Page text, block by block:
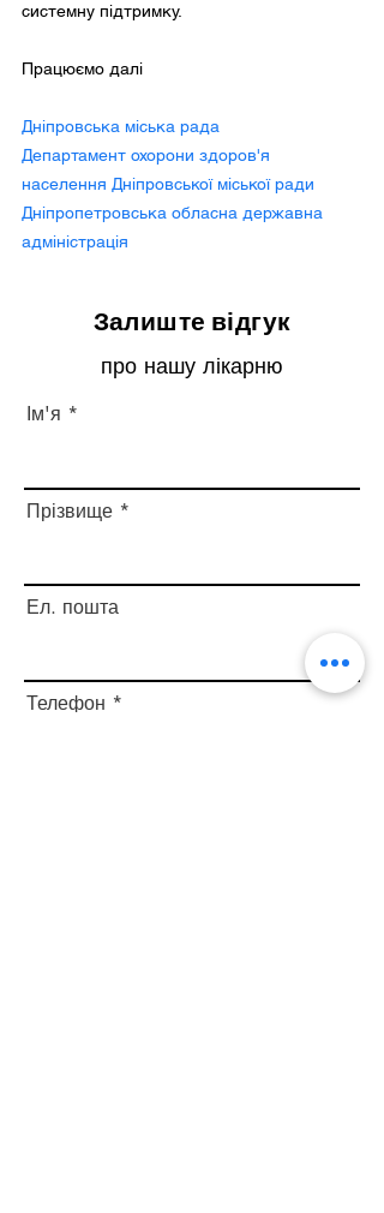
системну підтримку.
Працюємо далі
Дніпровська міська рада
Департамент охорони здоров'я
населення Дніпровської міської ради
Дніпропетровська обласна державна
адміністрація
Залиште відгук
про нашу лікарню
Ім'я
Прізвище
Ел. пошта
Телефон